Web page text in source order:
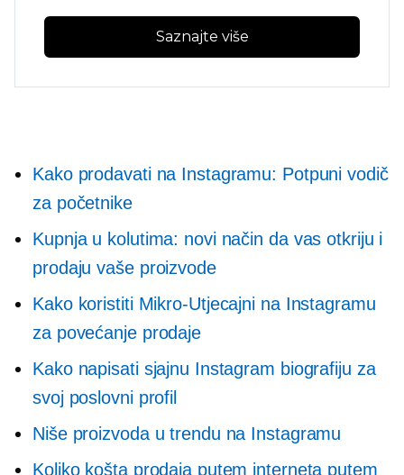
Saznajte više
Kako prodavati na Instagramu: Potpuni vodič
za početnike
Kupnja u kolutima: novi način da vas otkriju i
prodaju vaše proizvode
Kako koristiti Mikro-Utjecajni na Instagramu
za povećanje prodaje
Kako napisati sjajnu Instagram biografiju za
svoj poslovni profil
Niše proizvoda u trendu na Instagramu
Koliko košta prodaja putem interneta putem